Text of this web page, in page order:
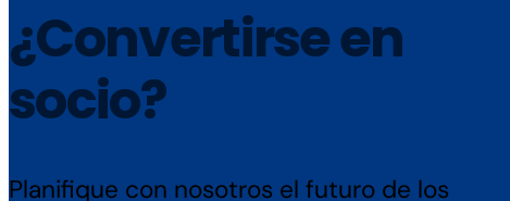
¿Convertirse en
socio?
Planifique con nosotros el futuro de los